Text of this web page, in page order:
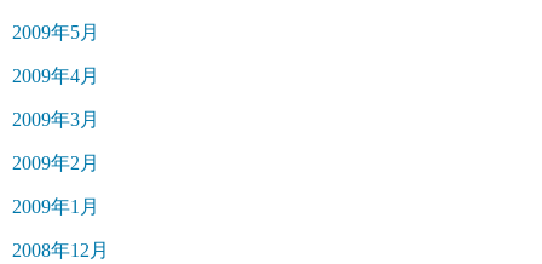
2009年5月
2009年4月
2009年3月
2009年2月
2009年1月
2008年12月